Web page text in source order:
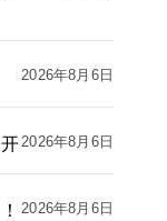
2026年8月6日
2026年8月6日
2026年8月6日